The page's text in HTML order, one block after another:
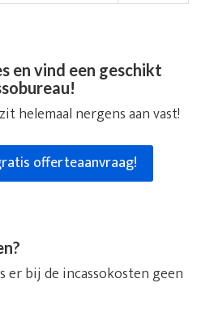
en vind een geschikt
helemaal nergens aan vast!
offerteaanvraag!
er bij de incassokosten geen